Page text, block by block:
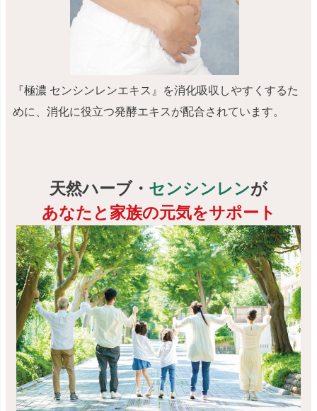
『極濃 センシンレンエキス』を消化吸収しやすくするた
めに、消化に役立つ発酵エキスが配合されています。
天然ハーブ・ センシンレンが
あなたと家族の元気をサポート